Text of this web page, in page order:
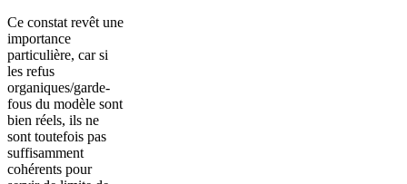
Ce constat revêt une
importance
particulière, car si
les refus
organiques/garde-
fous du modèle sont
bien réels, ils ne
sont toutefois pas
suffisamment
cohérents pour